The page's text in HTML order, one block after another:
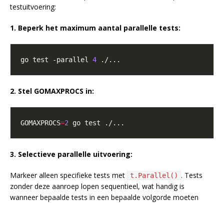
testuitvoering:
1. Beperk het maximum aantal parallelle tests:
go test -parallel 4
2. Stel GOMAXPROCS in:
GOMAXPROCS=2
3. Selectieve parallelle uitvoering:
Markeer alleen specifieke tests met t.Parallel() . Tests
zonder deze aanroep lopen sequentieel, wat handig is
wanneer bepaalde tests in een bepaalde volgorde moeten